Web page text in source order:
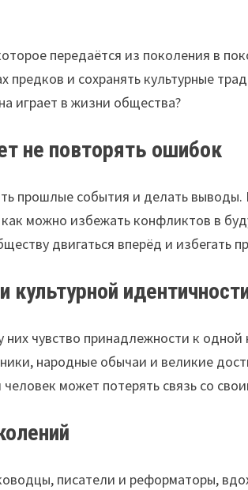
передаётся из поколения в
и сохранять культурные
играет в жизни общества?
не повторять ошибок
прошлые события и делать выводы.
можно избежать конфликтов в
двигаться вперёд и избегать
чувство принадлежности к одной
народные обычаи и великие
может потерять связь со
писатели и реформаторы,